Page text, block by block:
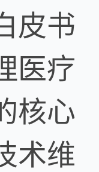
皮书
医疗
核心
术维